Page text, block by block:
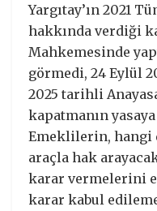
Yargıtay’ın 2021
hakkında verdiği
Mahkemesinde
görmedi, 24 Eylül
2025 tarihli
kapatmanın
Emeklilerin, hangi
araçla hak
karar vermelerini
karar kabul